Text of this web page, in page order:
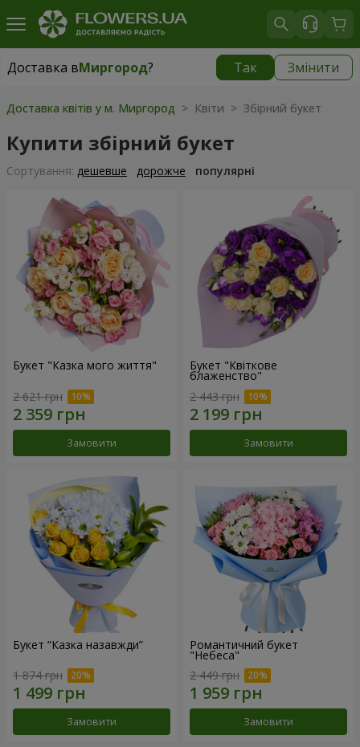
Доставка вМиргород? Так Змінити
Доставка вМиргород|
Доставка квітів у м. Миргород > Квіти > Збірний букет
Купити збірний букет
Сортування: дешевше дорожче популярні
Букет "Казка мого життя"
2 621 грн
Замовити
Букет "Квіткове
блаженство"
2 443 грн
Замовити
Букет “Казка назавжди”
1 874 грн
Замовити
Романтичний букет
"Небеса"
2 449 грн
Замовити